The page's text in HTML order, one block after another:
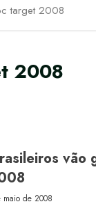
target 2008
2008
vão
maio de 2008
Renata Caixeta
Sou de Algodão
5 de agosto de 2026